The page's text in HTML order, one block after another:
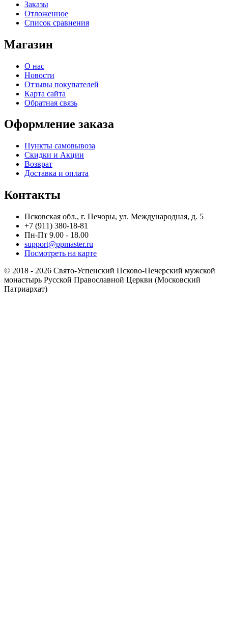
Заказы
Отложенное
Список сравнения
Магазин
О нас
Новости
Отзывы покупателей
Карта сайта
Обратная связь
Оформление заказа
Пункты самовывоза
Скидки и Акции
Возврат
Доставка и оплата
Контакты
Псковская обл., г. Печоры, ул. Международная, д. 5
+7 (911) 380-18-81
Пн-Пт 9.00 - 18.00
support@ppmaster.ru
Посмотреть на карте
© 2018 - 2026 Свято-Успенский Псково-Печерский мужской
монастырь Русской Православной Церкви (Московский
Патриархат)